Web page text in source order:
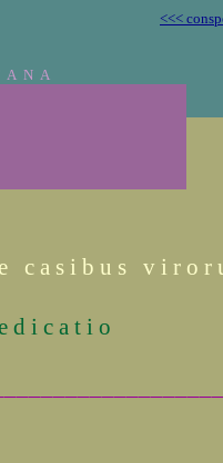
<<<
A N A
c a s i b u s v i r o r
d i c a t i o